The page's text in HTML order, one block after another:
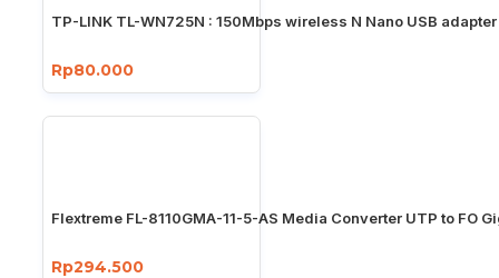
TP-LINK TL-WN725N : 150Mbps wireless N Nano USB adapter
Rp80.000
Flextreme FL-8110GMA-11-5-AS Media Converter UTP to FO
Rp294.500